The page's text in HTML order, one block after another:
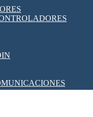
DE CORRIENTE
PROGRAMABLES